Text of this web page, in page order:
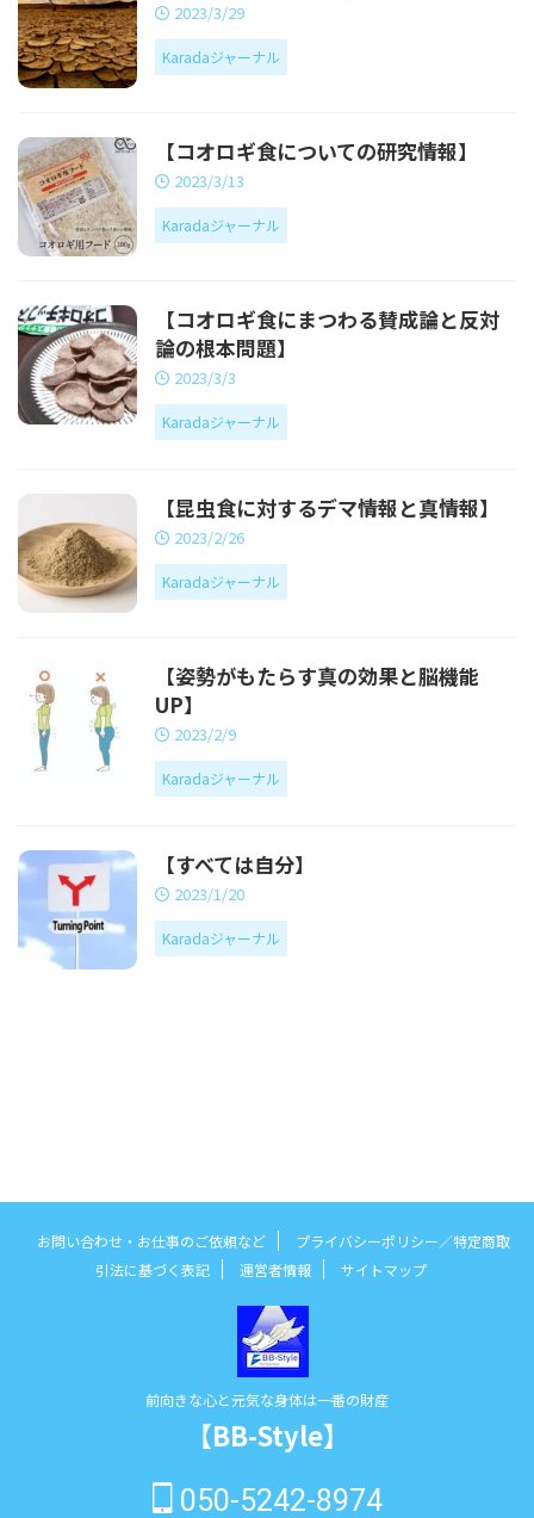
2023/3/29
Karadaジャーナル
【コオロギ食についての研究情報】
2023/3/13
Karadaジャーナル
【コオロギ食にまつわる賛成論と反対
論の根本問題】
2023/3/3
Karadaジャーナル
【昆虫食に対するデマ情報と真情報】
2023/2/26
Karadaジャーナル
【姿勢がもたらす真の効果と脳機能
UP】
2023/2/9
Karadaジャーナル
【すべては自分】
2023/1/20
Karadaジャーナル
お問い合わせ・お仕事のご依頼など
プライバシーポリシー／特定商取
引法に基づく表記
運営者情報 サイトマップ
前向きな心と元気な身体は一番の財産
【BB-Style】
050-5242-8974